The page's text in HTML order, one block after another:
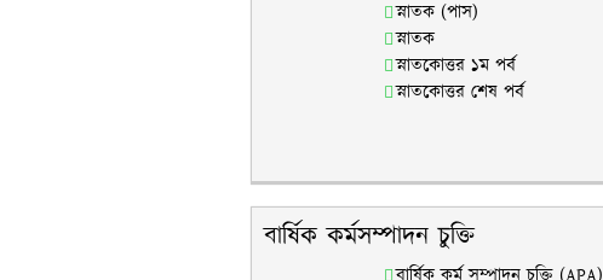
স্নাতক (পাস)
স্নাতক
স্নাতকোত্তর ১ম পর্ব
স্নাতকোত্তর শেষ পর্ব
বার্ষিক কর্মসম্পাদন চুক্তি